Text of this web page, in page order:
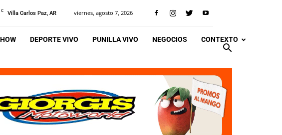
C Villa Carlos Paz, AR viernes, agosto 7, 2026
DEPORTE VIVO PUNILLA VIVO NEGOCIOS CONTEXTO